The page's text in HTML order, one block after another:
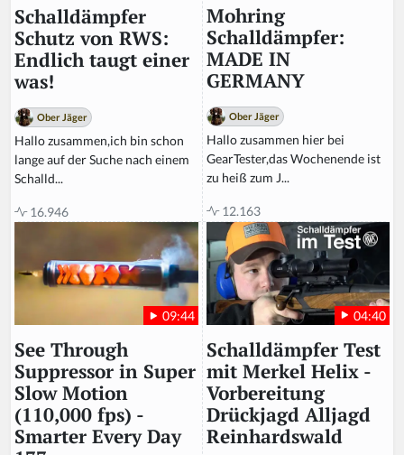
Schalldämpfer
Schutz von RWS:
Endlich taugt einer
was!
Ober Jäger
Hallo zusammen,ich bin schon
lange auf der Suche nach einem
Schalld...
16.946
Mohring
Schalldämpfer:
MADE IN
GERMANY
Ober Jäger
Hallo zusammen hier bei
GearTester,das Wochenende ist
zu heiß zum J...
12.163
09:44
See Through
Suppressor in Super
Slow Motion
(110,000 fps) -
Smarter Every Day
04:40
Schalldämpfer Test
mit Merkel Helix -
Vorbereitung
Drückjagd Alljagd
Reinhardswald